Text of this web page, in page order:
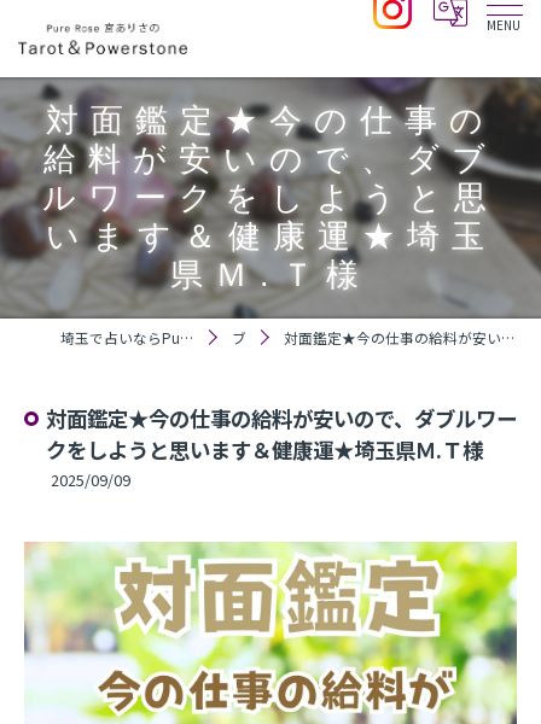
対面鑑定★今の仕事の
給料が安いので、ダブ
ルワークをしようと思
います＆健康運★埼玉
県Ｍ.Ｔ様
埼玉で占いならPure Rose 宮ありさのTarot＆Powerstone ブログ 対面鑑定★今の仕事の給料が安いので、ダブルワークをしようと思います＆健康運★埼玉県Ｍ.Ｔ様
対面鑑定★今の仕事の給料が安いので、ダブルワー
クをしようと思います＆健康運★埼玉県Ｍ.Ｔ様
2025/09/09